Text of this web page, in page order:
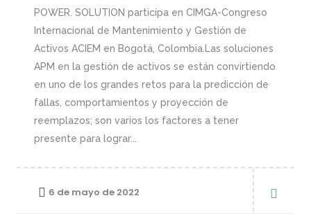
POWER. SOLUTION participa en CIMGA-Congreso
Internacional de Mantenimiento y Gestión de
Activos ACIEM en Bogotá, Colombia.Las soluciones
APM en la gestión de activos se están convirtiendo
en uno de los grandes retos para la predicción de
fallas, comportamientos y proyección de
reemplazos; son varios los factores a tener
presente para lograr...
6 de mayo de 2022